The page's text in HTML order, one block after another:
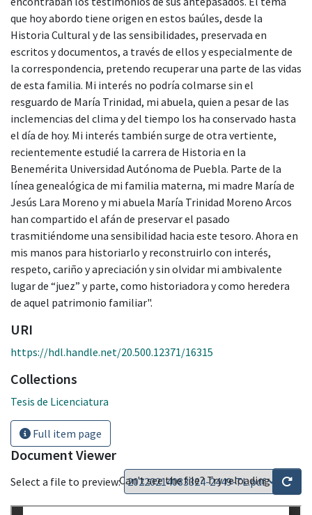
que hoy abordo tiene origen en estos baúles, desde la
Historia Cultural y de las sensibilidades, preservada en
escritos y documentos, a través de ellos y especialmente de
la correspondencia, pretendo recuperar una parte de las vidas
de esta familia. Mi interés no podría colmarse sin el
resguardo de María Trinidad, mi abuela, quien a pesar de las
inclemencias del clima y del tiempo los ha conservado hasta
el día de hoy. Mi interés también surge de otra vertiente,
recientemente estudié la carrera de Historia en la
Benemérita Universidad Autónoma de Puebla. Parte de la
línea genealógica de mi familia materna, mi madre María de
Jesús Lara Moreno y mi abuela María Trinidad Moreno Arcos
han compartido el afán de preservar el pasado
trasmitiéndome una sensibilidad hacia este tesoro. Ahora en
mis manos para historiarlo y reconstruirlo con interés,
respeto, cariño y apreciación y sin olvidar mi ambivalente
lugar de “juez” y parte, como historiadora y como heredera
de aquel patrimonio familiar".
URI
https://hdl.handle.net/20.500.12371/16315
Collections
Tesis de Licenciatura
Full item page
Document Viewer
Select a file to preview:Can't see the file? Try reloading